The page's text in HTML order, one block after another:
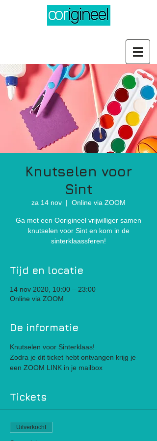
Knutselen voor
Sint
za 14 nov
  |
Online via ZOOM
Ga met een Oorigineel vrijwilliger samen
knutselen voor Sint en kom in de
sinterklaassferen!
Tijd en locatie
14 nov 2020, 10:00 – 23:00
Online via ZOOM
De informatie
Knutselen voor Sinterklaas!
Zodra je dit ticket hebt ontvangen krijg je
een ZOOM LINK in je mailbox
Tickets
Uitverkocht